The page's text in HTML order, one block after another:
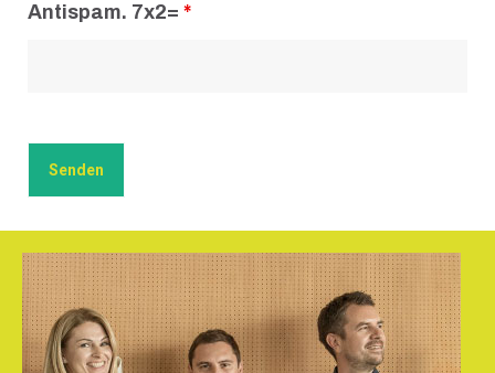
Antispam. 7x2= *